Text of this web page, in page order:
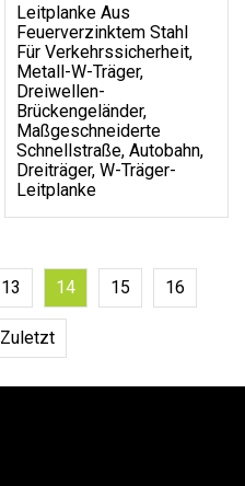
Leitplanke Aus
Feuerverzinktem Stahl
Für Verkehrssicherheit,
Metall-W-Träger,
Dreiwellen-
Brückengeländer,
Maßgeschneiderte
Schnellstraße, Autobahn,
Dreiträger, W-Träger-
Leitplanke
13 14 15 16
Zuletzt